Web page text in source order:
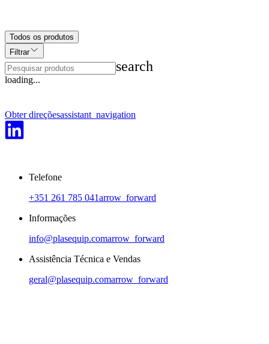
play_arrow
Todos os produtos
Filtrar
search
loading...
Obter direçõesassistant_navigation
Telefone
+351 261 785 041arrow_forward
Informações
info@plasequip.comarrow_forward
Assistência Técnica e Vendas
geral@plasequip.comarrow_forward